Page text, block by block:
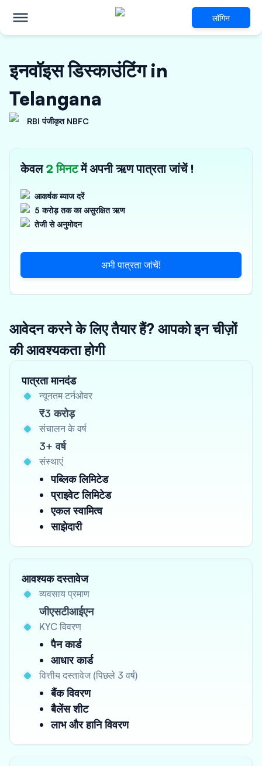
लॉगिन
इनवॉइस डिस्काउंटिंग in
Telangana
RBI पंजीकृत NBFC
केवल2 मिनटमें अपनी ऋण पात्रता जांचें !
आकर्षक ब्याज दरें
5 करोड़ तक का असुरक्षित ऋण
तेजी से अनुमोदन
अभी पात्रता जांचें!
आवेदन करने के लिए तैयार हैं? आपको इन चीज़ों
की आवश्यकता होगी
पात्रता मानदंड
न्यूनतम टर्नओवर
₹3 करोड़
संचालन के वर्ष
3+ वर्ष
संस्थाएं
पब्लिक लिमिटेड
प्राइवेट लिमिटेड
एकल स्वामित्व
साझेदारी
आवश्यक दस्तावेज
व्यवसाय प्रमाण
जीएसटीआईएन
KYC विवरण
पैन कार्ड
आधार कार्ड
वित्तीय दस्तावेज (पिछले 3 वर्ष)
बैंक विवरण
बैलेंस शीट
लाभ और हानि विवरण